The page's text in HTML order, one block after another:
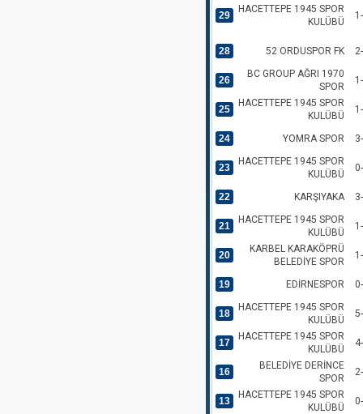
29
HACETTEPE 1945 SPOR
KULÜBÜ
28 52 ORDUSPOR FK
26
BC GROUP AĞRI 1970
SPOR
25
HACETTEPE 1945 SPOR
KULÜBÜ
24 YOMRA SPOR
23
HACETTEPE 1945 SPOR
KULÜBÜ
22 KARŞIYAKA
21
HACETTEPE 1945 SPOR
KULÜBÜ
20
KARBEL KARAKÖPRÜ
BELEDİYE SPOR
19 EDİRNESPOR
18
HACETTEPE 1945 SPOR
KULÜBÜ
17
HACETTEPE 1945 SPOR
KULÜBÜ
16
BELEDİYE DERİNCE
SPOR
13
HACETTEPE 1945 SPOR
KULÜBÜ